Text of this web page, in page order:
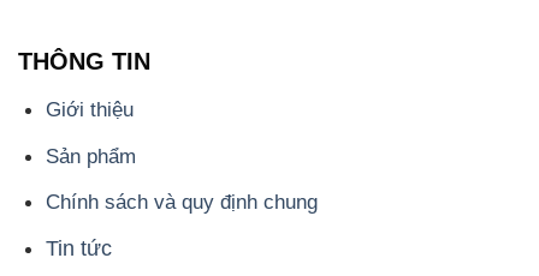
THÔNG TIN
Giới thiệu
Sản phẩm
Chính sách và quy định chung
Tin tức